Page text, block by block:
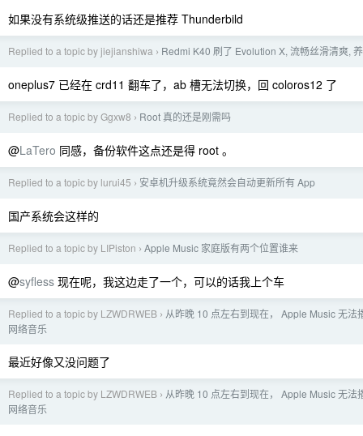
如果没有系统级推送的话还是推荐 Thunderbild
Replied to a topic by jiejianshiwa › Redmi K40 刷了 Evolution X, 流畅丝滑清爽,
oneplus7 已经在 crd11 翻车了，ab 槽无法切换，回 coloros12 了
Replied to a topic by Ggxw8 › Root 真的还是刚需吗
@LaTero 同感，备份软件这点还是得 root 。
Replied to a topic by lurui45 › 安卓机升级系统竟然会自动更新所有 App
国产系统会这样的
Replied to a topic by LIPiston › Apple Music 家庭版有两个位置谁来
@syfless 现在呢，我这边走了一个，可以的话我上个车
Replied to a topic by LZWDRWEB › 从昨晚 10 点左右到现在， Apple Music 无法
网络音乐
最近好像又没问题了
Replied to a topic by LZWDRWEB › 从昨晚 10 点左右到现在， Apple Music 无法
网络音乐